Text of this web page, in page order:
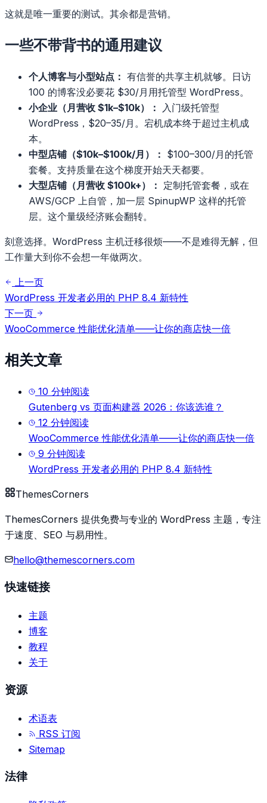
这就是唯一重要的测试。其余都是营销。
一些不带背书的通用建议
个人博客与小型站点： 有信誉的共享主机就够。日访
100 的博客没必要花 $30/月用托管型 WordPress。
小企业（月营收 $1k–$10k）：
入门级托管型
WordPress，$20–35/月。宕机成本终于超过主机成
本。
中型店铺（$10k–$100k/月）： $100–300/月的托管
套餐。支持质量在这个梯度开始天天都要。
大型店铺（月营收 $100k+）： 定制托管套餐，或在
AWS/GCP 上自管，加一层 SpinupWP 这样的托管
层。这个量级经济账会翻转。
刻意选择。WordPress 主机迁移很烦——不是难得无解，但
工作量大到你不会想一年做两次。
上一页
WordPress 开发者必用的 PHP 8.4 新特性
下一页
WooCommerce 性能优化清单——让你的商店快一倍
相关文章
10 分钟阅读
Gutenberg vs 页面构建器 2026：你该选谁？
12 分钟阅读
WooCommerce 性能优化清单——让你的商店快一倍
9 分钟阅读
WordPress 开发者必用的 PHP 8.4 新特性
ThemesCorners
ThemesCorners 提供免费与专业的 WordPress 主题，专注
于速度、SEO 与易用性。
hello@themescorners.com
快速链接
主题
博客
教程
关于
资源
术语表
RSS 订阅
Sitemap
法律